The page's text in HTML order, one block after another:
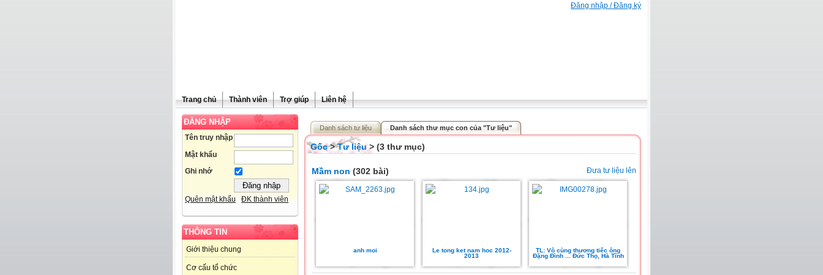
Đăng nhập / Đăng ký
Trang chủ Thành viên Trợ giúp Liên hệ
ĐĂNG NHẬP
Tên truy nhập
Mật khẩu
Ghi nhớ
Quên mật khẩu ĐK thành viên
THÔNG TIN
Giới thiệu chung
Cơ cấu tổ chức
Danh sách tư liệu Danh sách thư mục con của "Tư liệu"
Gốc>Tư liệu> (3 thư mục)
Đưa tư liệu lên
Mầm non (302 bài)
anh moi
Le tong ket nam hoc 2012-
2013
TL: Vô cùng thương tiếc ông
Đặng Đình ... Đức Thọ, Hà Tĩnh